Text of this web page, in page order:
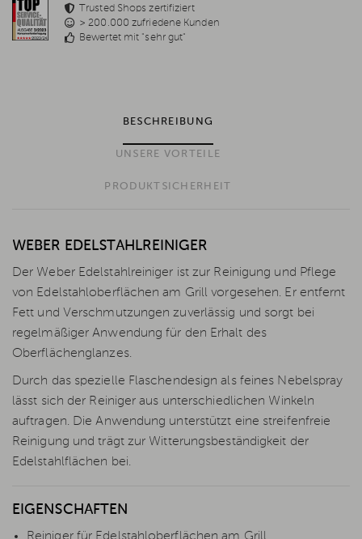
Trusted Shops zertifiziert
> 200.000 zufriedene Kunden
Bewertet mit "sehr gut"
BESCHREIBUNG
UNSERE VORTEILE
PRODUKTSICHERHEIT
WEBER EDELSTAHLREINIGER
Der Weber Edelstahlreiniger ist zur Reinigung und Pflege
von Edelstahloberflächen am Grill vorgesehen. Er entfernt
Fett und Verschmutzungen zuverlässig und sorgt bei
regelmäßiger Anwendung für den Erhalt des
Oberflächenglanzes.
Durch das spezielle Flaschendesign als feines Nebelspray
lässt sich der Reiniger aus unterschiedlichen Winkeln
auftragen. Die Anwendung unterstützt eine streifenfreie
Reinigung und trägt zur Witterungsbeständigkeit der
Edelstahlflächen bei.
EIGENSCHAFTEN